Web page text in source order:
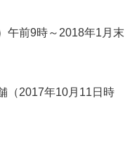
午前9時～2018年1月末
（2017年10月11日時